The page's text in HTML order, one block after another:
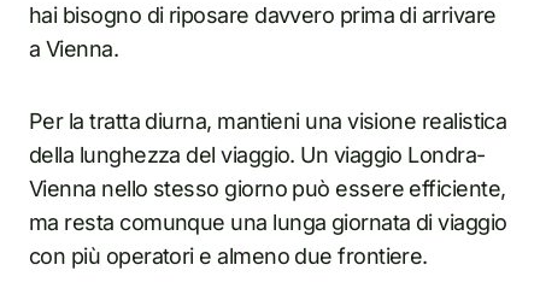
hai bisogno di riposare davvero prima di arrivare
a Vienna.
Per la tratta diurna, mantieni una visione realistica
della lunghezza del viaggio. Un viaggio Londra-
Vienna nello stesso giorno può essere efficiente,
ma resta comunque una lunga giornata di viaggio
con più operatori e almeno due frontiere.